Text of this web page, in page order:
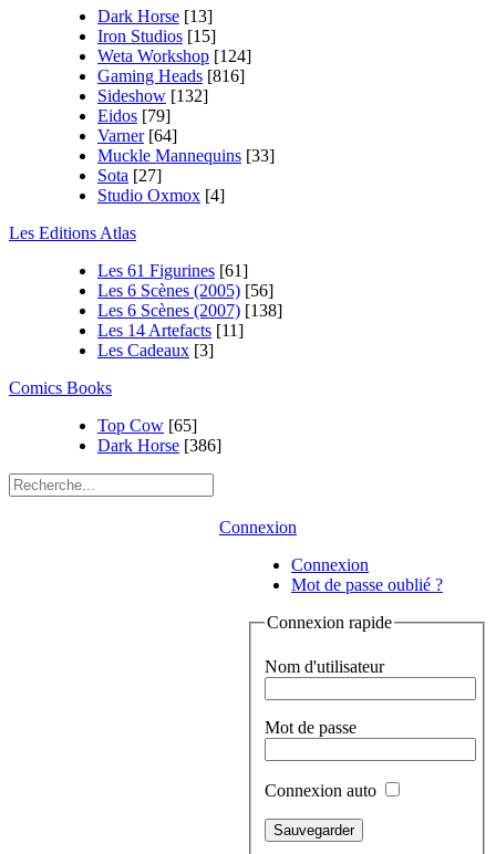
Dark Horse [13]
Iron Studios [15]
Weta Workshop [124]
Gaming Heads [816]
Sideshow [132]
Eidos [79]
Varner [64]
Muckle Mannequins [33]
Sota [27]
Studio Oxmox [4]
Les Editions Atlas
Les 61 Figurines [61]
Les 6 Scènes (2005) [56]
Les 6 Scènes (2007) [138]
Les 14 Artefacts [11]
Les Cadeaux [3]
Comics Books
Top Cow [65]
Dark Horse [386]
Connexion
Connexion
Mot de passe oublié ?
Connexion rapide
Nom d'utilisateur
Mot de passe
Connexion auto